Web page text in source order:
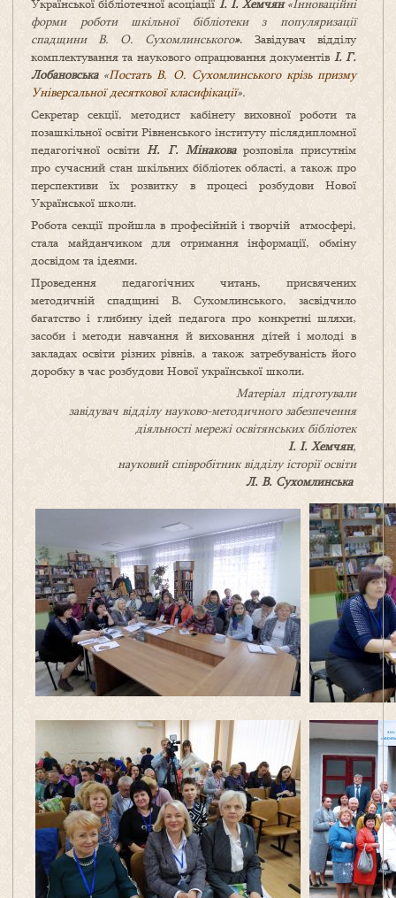
Української бібліотечної асоціації І. І. Хемчян«Інноваційні
форми роботи шкільної бібліотеки з популяризації
спадщини В. О. Сухомлинського». Завідувач відділу
комплектування та наукового опрацювання документів І. Г.
Лобановська «Постать В. О. Сухомлинського крізь призму
Універсальної десяткової класифікації».
Секретар секції, методист кабінету виховної роботи та
позашкільної освіти Рівненського інституту післядипломної
педагогічної освітиН. Г. Мінакова розповіла присутнім
про сучасний стан шкільних бібліотек області, а також про
перспективи їх розвитку в процесі розбудови Нової
Української школи.
Робота секції пройшла в професійній і творчій атмосфері,
стала майданчиком для отримання інформації, обміну
досвідом та ідеями.
Проведення педагогічних читань, присвячених
методичній спадщині В. Сухомлинського, засвідчило
багатство і глибину ідей педагога про конкретні шляхи,
засоби і методи навчання й виховання дітей і молоді в
закладах освіти різних рівнів, а також затребуваність його
доробку в час розбудови Нової української школи.
Матеріал підготували
завідувач відділу науково-методичного забезпечення
діяльності мережі освітянських бібліотек
І. І. Хемчян,
науковий співробітник відділу історії освіти
Л. В. Сухомлинська